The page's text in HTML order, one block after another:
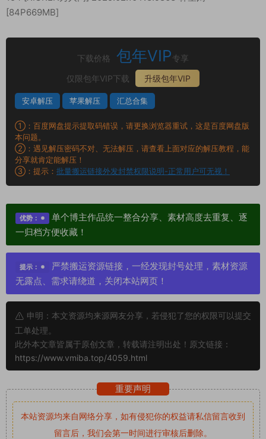
[84P669MB]
下载价格 包年VIP 专享
仅限包年VIP下载
升级包年VIP
安卓解压 苹果解压 汇总合集
①：百度网盘提示提取码错误，请更换浏览器重试，这是百度网盘版
本问题。
②：遇见解压密码不对、无法解压，请查看上面对应的解压教程，能
分享就肯定能解压！
③：提示： 批量搬运链接外发封禁权限说明-正常用户可无视！
优势：
单个博主作品统一整合分享、素材高度去重复、逐
一归档方便收藏！
提示：
严禁搬运资源链接，一经发现封号处理，素材资源
无露点、需求请绕道，关闭本站网页！
申明：本文资源均来源网友分享，若侵犯了您的权限可以提交
工单处理。
此外本文章皆属于原创文章，转载请注明出处！原文链接：
https://www.vmiba.top/4059.html
重要声明
本站资源均来自网络分享，如有侵犯你的权益请私信留言收到
留言后，我们会第一时间进行审核后删除。